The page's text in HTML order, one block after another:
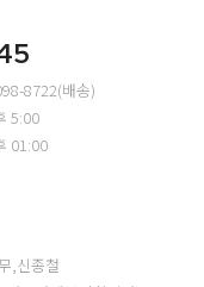
8722(배송)
5:00
01:00
,신종철